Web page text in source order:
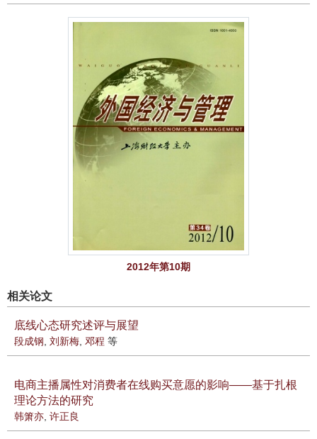
2012年第10期
相关论文
底线心态研究述评与展望
段成钢 刘新梅 邓程 等
电商主播属性对消费者在线购买意愿的影响——基于扎根
理论方法的研究
韩箫亦 许正良